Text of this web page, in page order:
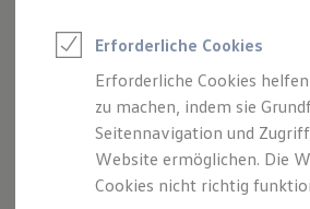
Saisonangebote
Leasing
Leasing-Angebote
Gebrauchtwagen
Junge
Elektroauto Leasing
Kleinwagen-Leasing
Leasing ohne Anzahlung
Der T-Roc
Erforderliche Cookies
Erforderliche Cookies
zu machen, indem sie
Seitennavigation und
Website ermöglichen. Die
Cookies nicht richtig